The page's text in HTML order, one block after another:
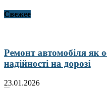
Свежее
Ремонт автомобіля як
надійності на дорозі
23.01.2026